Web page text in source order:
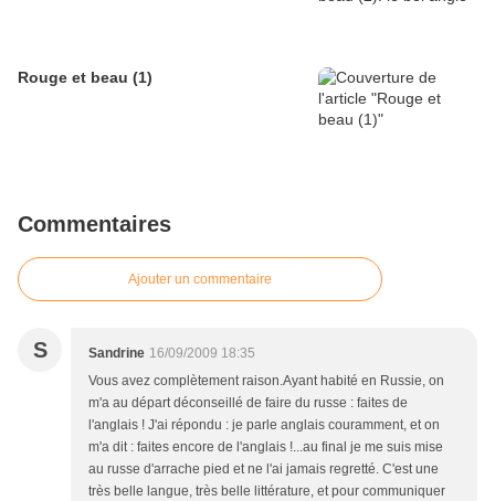
Rouge et beau (1)
Commentaires
Ajouter un commentaire
S Sandrine 16/09/2009 18:35
Vous avez complètement raison.Ayant habité en Russie, on
m'a au départ déconseillé de faire du russe : faites de
l'anglais ! J'ai répondu : je parle anglais couramment, et on
m'a dit : faites encore de l'anglais !...au final je me suis mise
au russe d'arrache pied et ne l'ai jamais regretté. C'est une
très belle langue, très belle littérature, et pour communiquer